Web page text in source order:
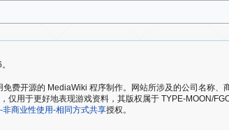
费开源的 MediaWiki 程序制作。网站所涉及的公司名称、
用于更好地表现游戏资料，其版权属于 TYPE-MOON/
非商业性使用-相同方式共享授权。